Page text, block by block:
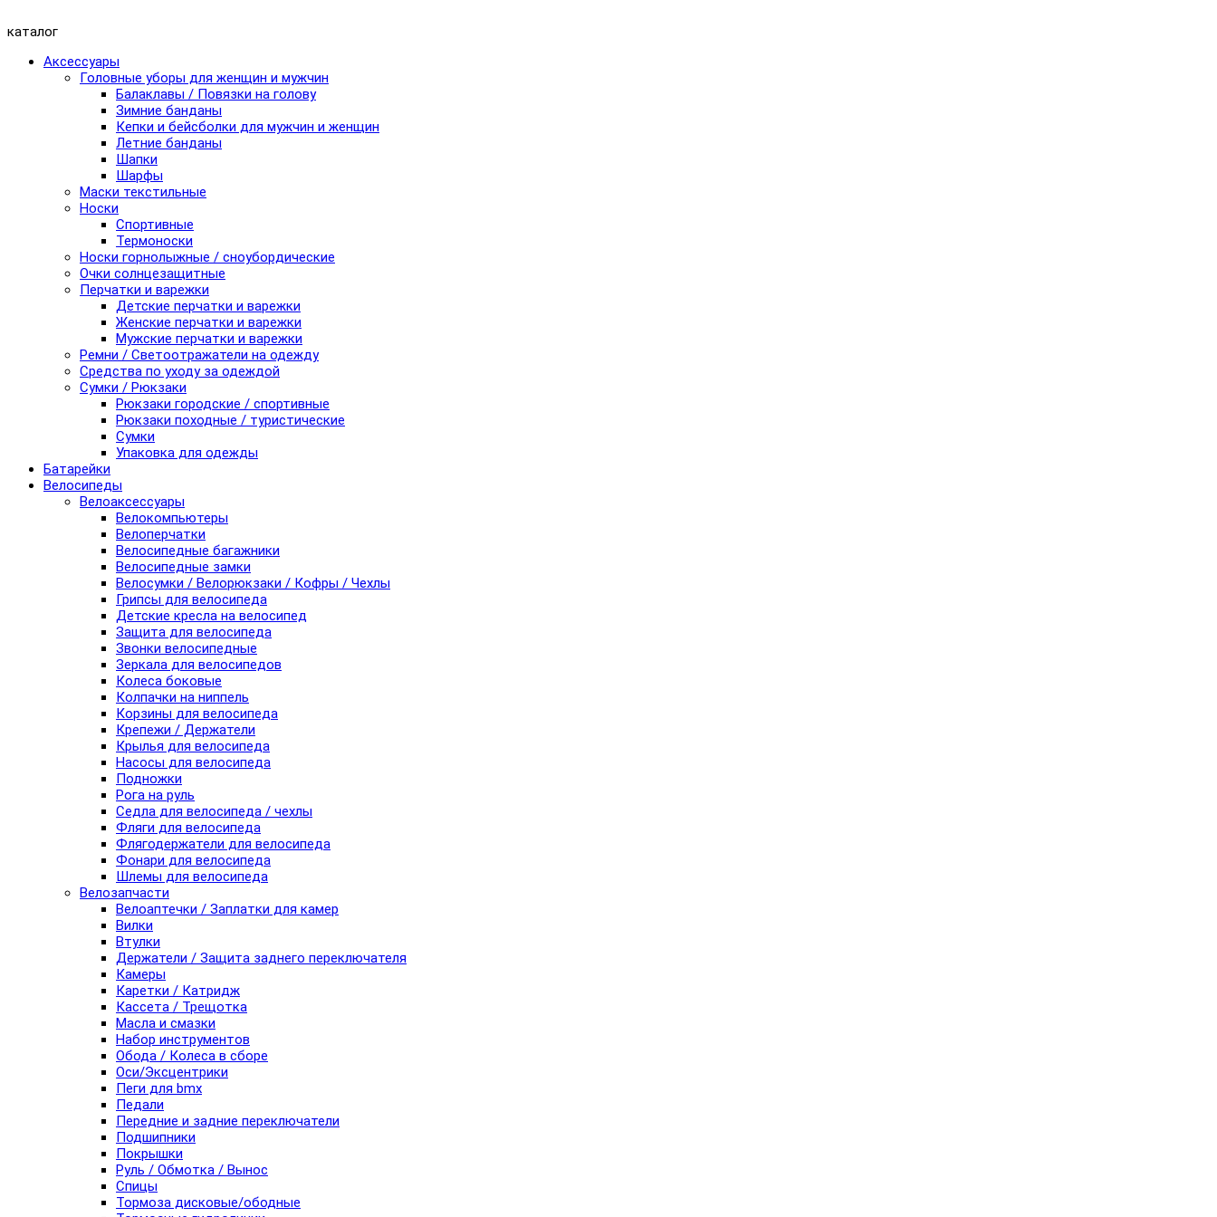
каталог
Аксессуары
Головные уборы для женщин и мужчин
Балаклавы / Повязки на голову
Зимние банданы
Кепки и бейсболки для мужчин и женщин
Летние банданы
Шапки
Шарфы
Маски текстильные
Носки
Спортивные
Термоноски
Носки горнолыжные / сноубордические
Очки солнцезащитные
Перчатки и варежки
Детские перчатки и варежки
Женские перчатки и варежки
Мужские перчатки и варежки
Ремни / Светоотражатели на одежду
Средства по уходу за одеждой
Сумки / Рюкзаки
Рюкзаки городские / спортивные
Рюкзаки походные / туристические
Сумки
Упаковка для одежды
Батарейки
Велосипеды
Велоаксессуары
Велокомпьютеры
Велоперчатки
Велосипедные багажники
Велосипедные замки
Велосумки / Велорюкзаки / Кофры / Чехлы
Грипсы для велосипеда
Детские кресла на велосипед
Защита для велосипеда
Звонки велосипедные
Зеркала для велосипедов
Колеса боковые
Колпачки на ниппель
Корзины для велосипеда
Крепежи / Держатели
Крылья для велосипеда
Насосы для велосипеда
Подножки
Рога на руль
Седла для велосипеда / чехлы
Фляги для велосипеда
Флягодержатели для велосипеда
Фонари для велосипеда
Шлемы для велосипеда
Велозапчасти
Велоаптечки / Заплатки для камер
Вилки
Втулки
Держатели / Защита заднего переключателя
Камеры
Каретки / Катридж
Кассета / Трещотка
Масла и смазки
Набор инструментов
Обода / Колеса в сборе
Оси/Эксцентрики
Пеги для bmx
Педали
Передние и задние переключатели
Подшипники
Покрышки
Руль / Обмотка / Вынос
Спицы
Тормоза дисковые/ободные